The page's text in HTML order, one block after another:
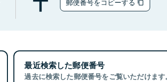
郵便番号をコピーする
最近検索した郵便番号
過去に検索した郵便番号をご覧いただけます。